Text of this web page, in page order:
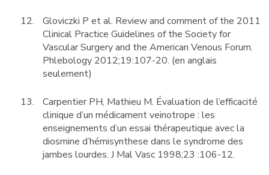
Gloviczki P et al. Review and comment of the 2011
Clinical Practice Guidelines of the Society for
Vascular Surgery and the American Venous Forum.
Phlebology 2012;19:107-20. (en anglais
seulement)
Carpentier PH, Mathieu M. Évaluation de l’efficacité
clinique d’un médicament veinotrope : les
enseignements d’un essai thérapeutique avec la
diosmine d’hémisynthese dans le syndrome des
jambes lourdes. J Mal Vasc 1998;23 :106-12.